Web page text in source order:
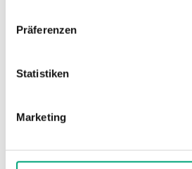
Präferenzen
Statistiken
Marketing